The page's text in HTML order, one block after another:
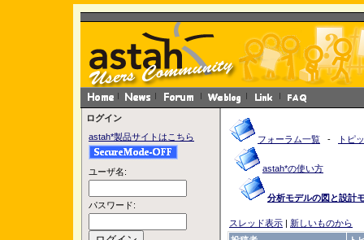
ログイン
astah*製品サイトはこちら
ユーザ名:
パスワード:
フォーラム一覧 - トピ
astah*の使い方
分析モデルの図と設計
スレッド表示 | 新しいものから